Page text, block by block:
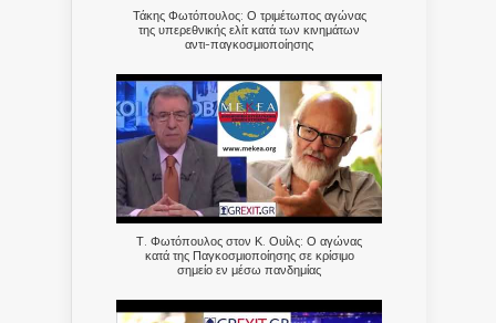
Τάκης Φωτόπουλος: Ο τριμέτωπος αγώνας
της υπερεθνικής ελίτ κατά των κινημάτων
αντι-παγκοσμιοποίησης
Τ. Φωτόπουλος στον Κ. Ουίλς: Ο αγώνας
κατά της Παγκοσμιοποίησης σε κρίσιμο
σημείο εν μέσω πανδημίας